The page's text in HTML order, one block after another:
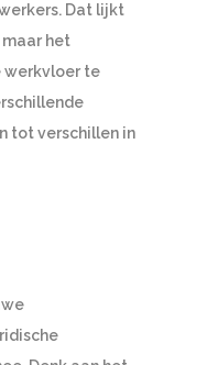
Dat lijkt
het
werkvloer te
tot verschillen in